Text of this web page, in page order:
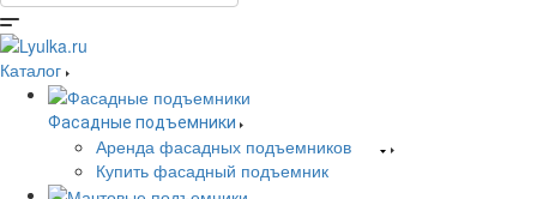
Каталог
Фасадные подъемники
Аренда фасадных подъемников
Купить фасадный подъемник